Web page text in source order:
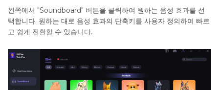
왼쪽에서 "Soundboard" 버튼을 클릭하여 원하는 음성 효과를 선
택합니다. 원하는 대로 음성 효과의 단축키를 사용자 정의하여 빠르
고 쉽게 전환할 수 있습니다.